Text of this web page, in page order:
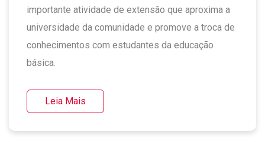
importante atividade de extensão que aproxima a
universidade da comunidade e promove a troca de
conhecimentos com estudantes da educação
básica.
Leia Mais